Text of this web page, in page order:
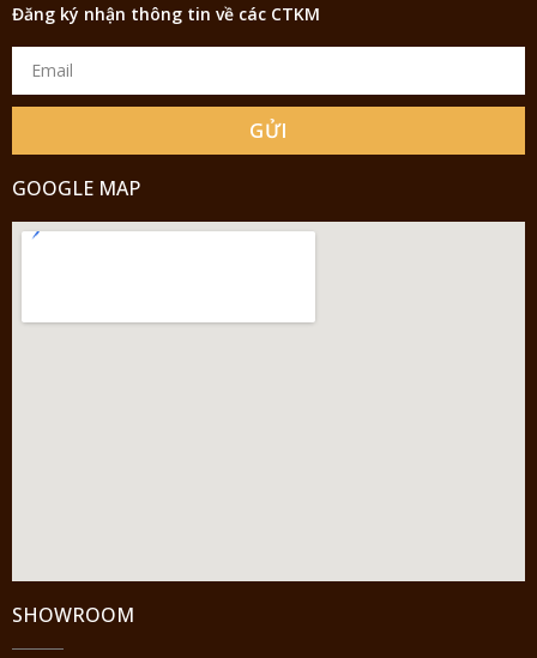
Đăng ký nhận thông tin về các CTKM
GỬI
GOOGLE MAP
SHOWROOM